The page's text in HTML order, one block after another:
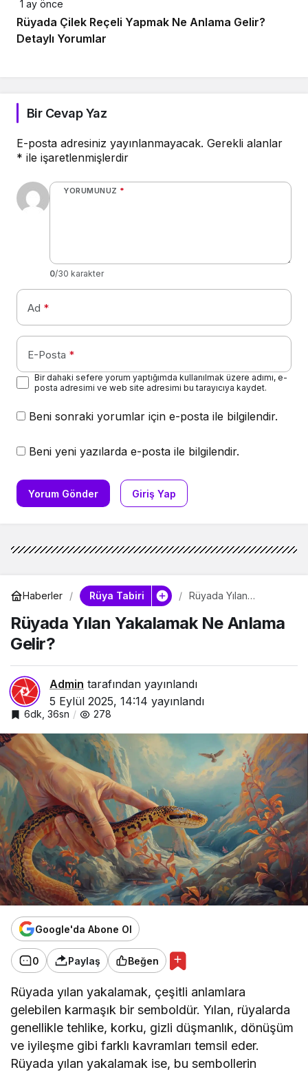
1 ay önce
Rüyada Çilek Reçeli Yapmak Ne Anlama Gelir?
Detaylı Yorumlar
Bir Cevap Yaz
E-posta adresiniz yayınlanmayacak. Gerekli alanlar
* ile işaretlenmişlerdir
YORUMUNUZ *
0/30 karakter
Ad *
E-Posta *
Bir dahaki sefere yorum yaptığımda kullanılmak üzere adımı, e-
posta adresimi ve web site adresimi bu tarayıcıya kaydet.
Beni sonraki yorumlar için e-posta ile bilgilendir.
Beni yeni yazılarda e-posta ile bilgilendir.
Yorum Gönder Giriş Yap
Haberler Rüya Tabiri
Rüyada Yılan
Gelir?
Rüyada Yılan Yakalamak Ne Anlama
Gelir?
Admin tarafından yayınlandı
5 Eylül 2025, 14:14 yayınlandı
6dk, 36sn 278
Google'da Abone Ol
0 Paylaş Beğen
Rüyada yılan yakalamak, çeşitli anlamlara
gelebilen karmaşık bir semboldür. Yılan, rüyalarda
genellikle tehlike, korku, gizli düşmanlık, dönüşüm
ve iyileşme gibi farklı kavramları temsil eder.
Rüyada yılan yakalamak ise, bu sembollerin